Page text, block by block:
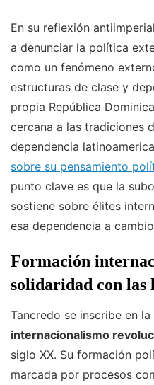
En su reflexión
a denunciar la política
como un fenómeno
estructuras de clase y
propia República
cercana a las tradiciones
dependencia
sobre su pensamiento
punto clave es que la
sostiene sobre élites
esa dependencia a
Formación
solidaridad con las
Tancredo se inscribe en
internacionalismo
siglo XX. Su formación
marcada por procesos